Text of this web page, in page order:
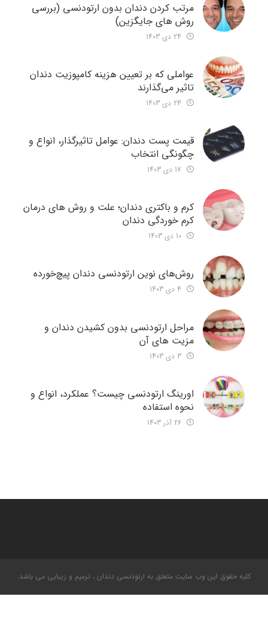
مرتب کردن دندان بدون ارتودنسی (بررسی
روش های جایگزین)
عواملی که بر تعیین هزینه کامپوزیت دندان
تاثیر می‌گذارند
قیمت پست دندان: عوامل تاثیرگذار، انواع و
چگونگی انتخاب
کرم و باکتری دندان؛ علت و روش های درمان
کرم خوردگی دندان
روش‌های نوین ارتودنسی دندان‌ پیچ‌خورده
مراحل ارتودنسی بدون کشیدن دندان و
مزیت های آن
اورینگ ارتودنسی چیست؟ عملکرد، انواع و
نحوه استفاده
کلیه حقوق این وب سایت متعلق به ارتودنسی دندان ، ترمیم و زیبایی می باشد.